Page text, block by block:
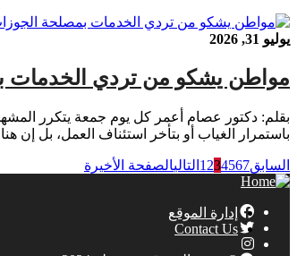
يوليو 31, 2026
مواطن يشكو من تردي الخدمات
بقلم: دكتور عصام أعمر كل يوم جمعة يتكرر
باستمرار الغياب أو بتأخر استئناف العمل، بل
السابق 1 234567 التاليالصفحة الأخيرة
إدارة الموقع
Contact Us